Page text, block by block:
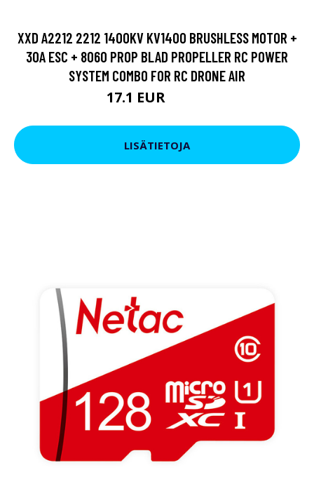
XXD A2212 2212 1400KV KV1400 BRUSHLESS MOTOR +
30A ESC + 8060 PROP BLAD PROPELLER RC POWER
SYSTEM COMBO FOR RC DRONE AIR
17.1 EUR
LISÄTIETOJA